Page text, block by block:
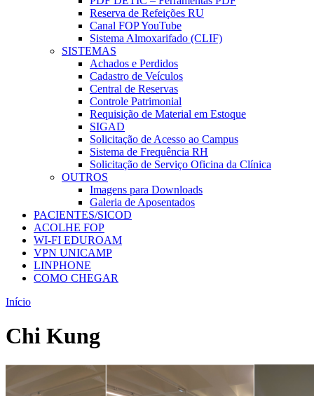
Reserva de Refeições RU
Canal FOP YouTube
Sistema Almoxarifado (CLIF)
SISTEMAS
Achados e Perdidos
Cadastro de Veículos
Central de Reservas
Controle Patrimonial
Requisição de Material em Estoque
SIGAD
Solicitação de Acesso ao Campus
Sistema de Frequência RH
Solicitação de Serviço Oficina da Clínica
OUTROS
Imagens para Downloads
Galeria de Aposentados
PACIENTES/SICOD
ACOLHE FOP
WI-FI EDUROAM
VPN UNICAMP
LINPHONE
COMO CHEGAR
Início
Chi Kung